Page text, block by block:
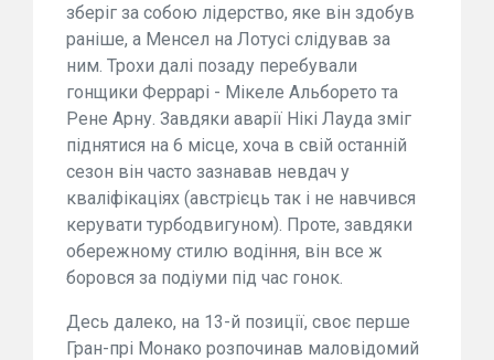
зберіг за собою лідерство, яке він здобув
раніше, а Менсел на Лотусі слідував за
ним. Трохи далі позаду перебували
гонщики Феррарі - Мікеле Альборето та
Рене Арну. Завдяки аварії Нікі Лауда зміг
піднятися на 6 місце, хоча в свій останній
сезон він часто зазнавав невдач у
кваліфікаціях (австрієць так і не навчився
керувати турбодвигуном). Проте, завдяки
обережному стилю водіння, він все ж
боровся за подіуми під час гонок.
Десь далеко, на 13-й позиції, своє перше
Гран-прі Монако розпочинав маловідомий